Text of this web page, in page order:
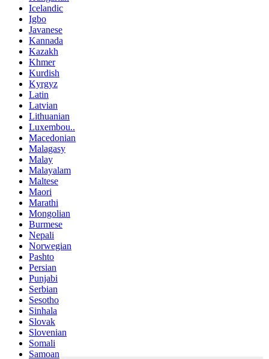
Icelandic
Igbo
Javanese
Kannada
Kazakh
Khmer
Kurdish
Kyrgyz
Latin
Latvian
Lithuanian
Luxembou..
Macedonian
Malagasy
Malay
Malayalam
Maltese
Maori
Marathi
Mongolian
Burmese
Nepali
Norwegian
Pashto
Persian
Punjabi
Serbian
Sesotho
Sinhala
Slovak
Slovenian
Somali
Samoan